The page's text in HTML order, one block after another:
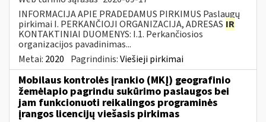
INFORMACIJA APIE PRADEDAMUS PIRKIMUS Paslaugų
pirkimai I. PERKANČIOJI ORGANIZACIJA, ADRESAS IR
KONTAKTINIAI DUOMENYS: I.1. Perkančiosios
organizacijos pavadinimas...
Metai: 2020 Pagrindinis:Viešieji pirkimai
Mobilaus kontrolės įrankio (MKĮ) geografinio
žemėlapio pagrindu sukūrimo paslaugos bei
jam funkcionuoti reikalingos programinės
įrangos licencijų viešasis pirkimas